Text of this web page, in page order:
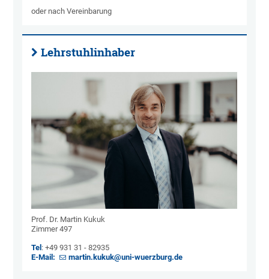
oder nach Vereinbarung
Lehrstuhlinhaber
Prof. Dr. Martin Kukuk
Zimmer 497
Tel : +49 931 31 - 82935
E-Mail:
martin.kukuk@uni-wuerzburg.de